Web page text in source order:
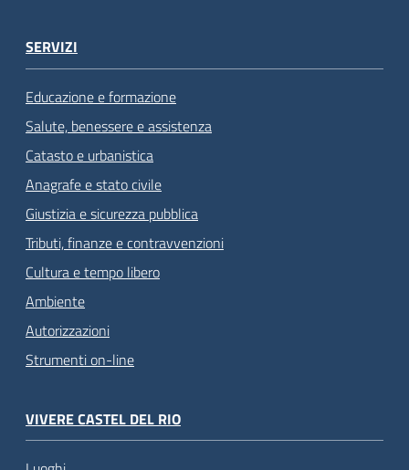
SERVIZI
Educazione e formazione
Salute, benessere e assistenza
Catasto e urbanistica
Anagrafe e stato civile
Giustizia e sicurezza pubblica
Tributi, finanze e contravvenzioni
Cultura e tempo libero
Ambiente
Autorizzazioni
Strumenti on-line
VIVERE CASTEL DEL RIO